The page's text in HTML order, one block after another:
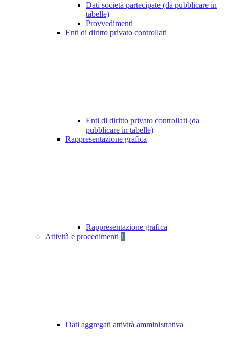
Dati società partecipate (da pubblicare in
tabelle)
Provvedimenti
Enti di diritto privato controllati
Enti di diritto privato controllati (da
pubblicare in tabelle)
Rappresentazione grafica
Rappresentazione grafica
Attività e procedimenti 1
Dati aggregati attività amministrativa